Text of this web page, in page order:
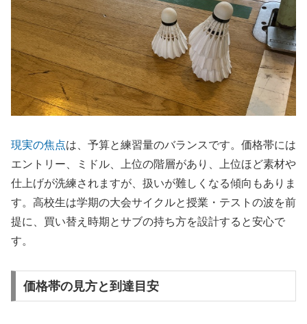
現実の焦点は、予算と練習量のバランスです。価格帯には
エントリー、ミドル、上位の階層があり、上位ほど素材や
仕上げが洗練されますが、扱いが難しくなる傾向もありま
す。高校生は学期の大会サイクルと授業・テストの波を前
提に、買い替え時期とサブの持ち方を設計すると安心で
す。
価格帯の見方と到達目安